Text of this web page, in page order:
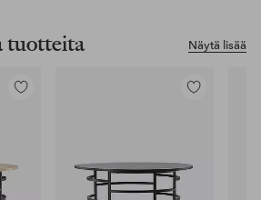
Näytä lisää
tuotteita
Lisää
Lisää